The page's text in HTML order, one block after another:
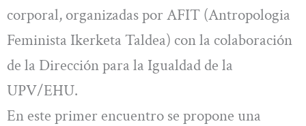
corporal, organizadas por AFIT (Antropologia
Feminista Ikerketa Taldea) con la colaboración
de la Dirección para la Igualdad de la
UPV/EHU.
En este primer encuentro se propone una